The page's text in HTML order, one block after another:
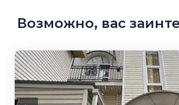
Возможно, вас